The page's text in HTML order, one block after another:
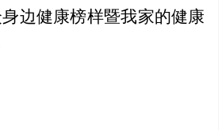
健康榜样暨我家的健康